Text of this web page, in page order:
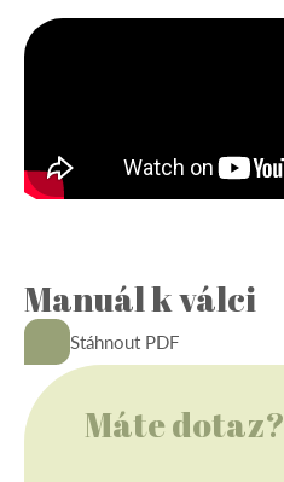
Manuál k válci
- Stáhnout PDF
Máte dotaz?